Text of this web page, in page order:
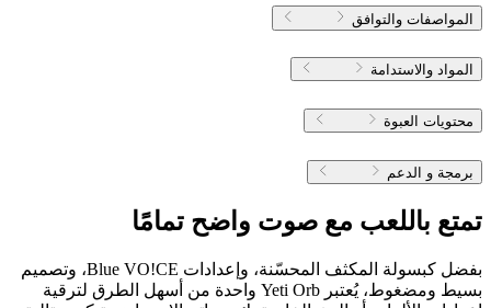
المواصفات والتوافق
المواد والاستدامة
محتويات العبوة
برمجة و الدعم
تمتع باللعب مع صوت واضح تمامًا
بفضل كبسولة المكثف المحسّنة، وإعدادات Blue VO!CE، وتصميم
بسيط ومضغوط، يُعتبر Yeti Orb واحدة من أسهل الطرق لترقية